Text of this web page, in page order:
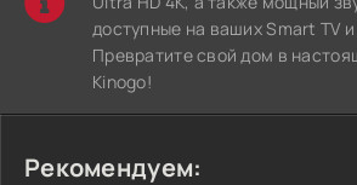
доступные на ваших Smart TV и
Превратите свой дом в
Kinogo!
Рекомендуем: